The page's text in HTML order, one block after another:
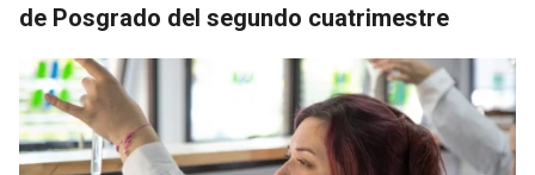
de Posgrado del segundo cuatrimestre